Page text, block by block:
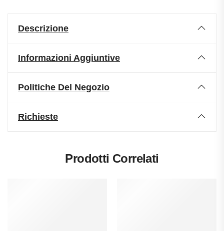
Descrizione
Informazioni Aggiuntive
Politiche Del Negozio
Richieste
Prodotti Correlati